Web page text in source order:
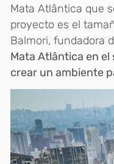
Mata Atlântica que
proyecto es el
Balmori, fundadora
Mata Atlântica en
crear un ambiente